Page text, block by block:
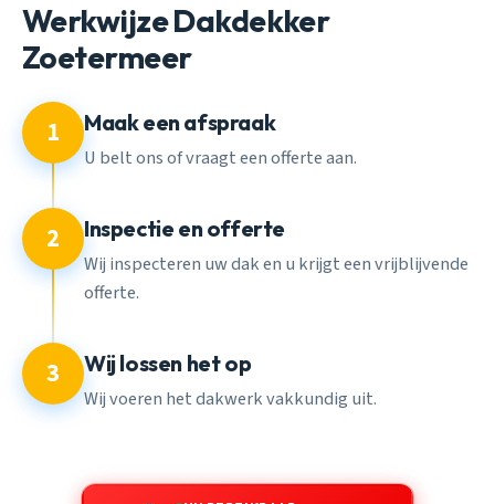
Werkwijze Dakdekker
Zoetermeer
1 Maak een afspraak
U belt ons of vraagt een offerte aan.
2 Inspectie en offerte
Wij inspecteren uw dak en u krijgt een vrijblijvende
offerte.
3 Wij lossen het op
Wij voeren het dakwerk vakkundig uit.